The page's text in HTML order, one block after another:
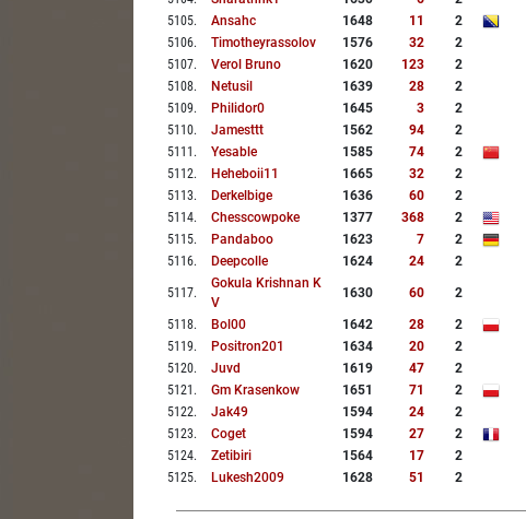
5105. Ansahc 1648 11
2
5106. Timotheyrassolov 1576 32
2
5107. Verol Bruno 1620 123
2
5108. Netusil 1639 28
2
5109. Philidor0 1645 3
2
5110. Jamesttt 1562 94
2
5111 . Yesable 1585 74
2
5112. Heheboii11 1665 32
2
5113. Derkelbige 1636 60
2
5114. Chesscowpoke 1377 368
2
5115. Pandaboo 1623 7
2
5116. Deepcolle 1624 24 2
5117.
Gokula Krishnan K
V
1630 60 2
5118. Bol00 1642 28
2
5119. Positron201 1634 20
2
5120. Juvd 1619 47
2
5121 . Gm Krasenkow 1651 71
2
5122. Jak49 1594 24
2
5123. Coget 1594 27
2
5124. Zetibiri 1564 17
2
5125. Lukesh2009 1628 51 2